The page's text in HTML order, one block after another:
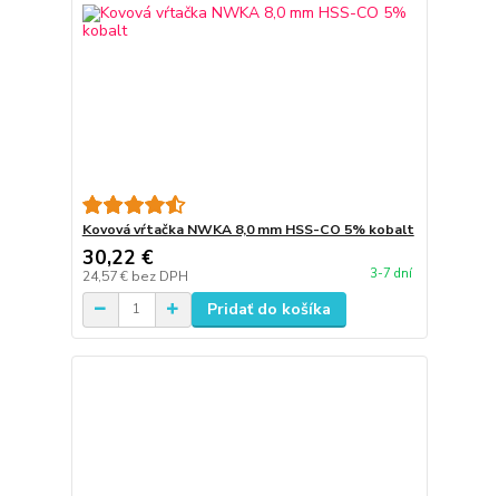
Kovová vŕtačka NWKA 8,0 mm HSS-CO 5% kobalt
30,22 €
24,57 € bez DPH 3-7 dní
Pridať do košíka